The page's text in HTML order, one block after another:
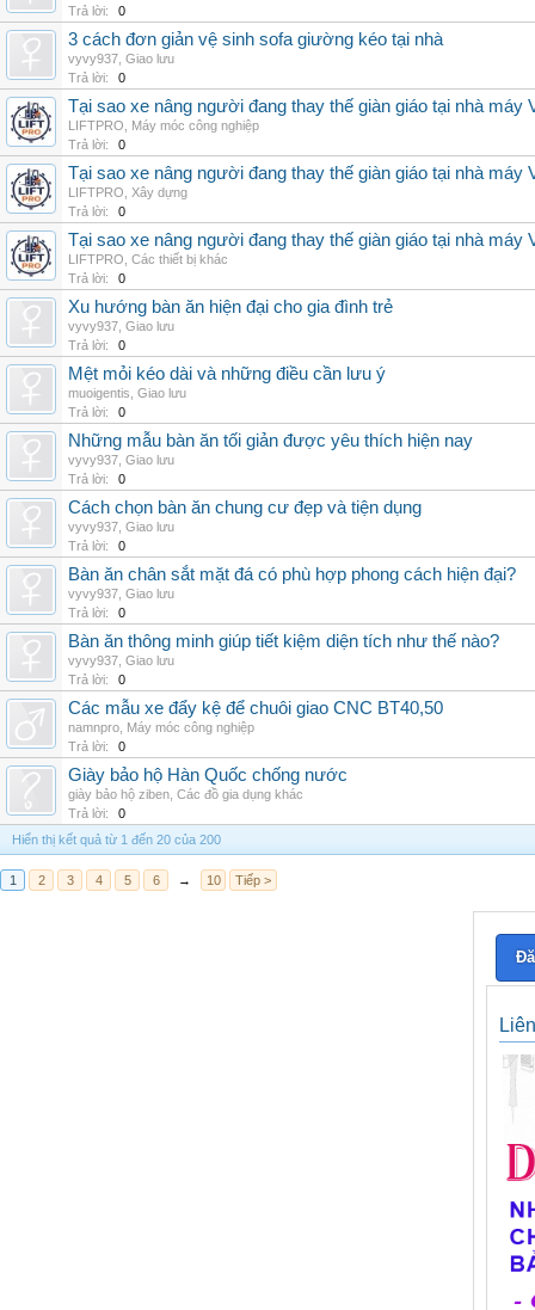
Trả lời:
0
3 cách đơn giản vệ sinh sofa giường kéo tại nhà
vyvy937 Giao lưu
Trả lời:
0
Tại sao xe nâng người đang thay thế giàn giáo tại nhà máy
LIFTPRO
Máy móc công nghiệp
Trả lời:
0
Tại sao xe nâng người đang thay thế giàn giáo tại nhà máy
LIFTPRO
Xây dựng
Trả lời:
0
Tại sao xe nâng người đang thay thế giàn giáo tại nhà máy
LIFTPRO Các thiết bị khác
Trả lời:
0
Xu hướng bàn ăn hiện đại cho gia đình trẻ
vyvy937 Giao lưu
Trả lời:
0
Mệt mỏi kéo dài và những điều cần lưu ý
muoigentis Giao lưu
Trả lời:
0
Những mẫu bàn ăn tối giản được yêu thích hiện nay
vyvy937 Giao lưu
Trả lời:
0
Cách chọn bàn ăn chung cư đẹp và tiện dụng
vyvy937 Giao lưu
Trả lời:
0
Bàn ăn chân sắt mặt đá có phù hợp phong cách hiện đại?
vyvy937 Giao lưu
Trả lời:
0
Bàn ăn thông minh giúp tiết kiệm diện tích như thế nào?
vyvy937 Giao lưu
Trả lời:
0
Các mẫu xe đẩy kệ để chuôi giao CNC BT40,50
namnpro Máy móc công nghiệp
Trả lời:
0
Giày bảo hộ Hàn Quốc chống nước
giày bảo hộ ziben Các đồ gia dụng khác
Trả lời:
0
Hiển thị kết quả từ 1 đến 20 của 200
1 2 3 4 5 6 → 10 Tiếp >